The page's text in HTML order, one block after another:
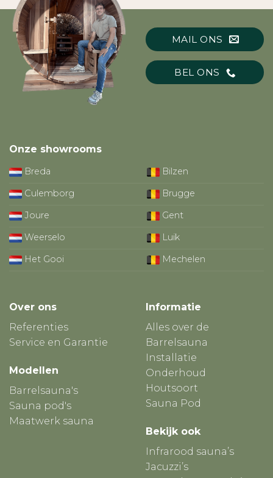
MAIL ONS
BEL ONS
Onze showrooms
Breda
Bilzen
Culemborg
Brugge
Joure
Gent
Weerselo
Luik
Het Gooi
Mechelen
Over ons
Referenties
Service en Garantie
Modellen
Barrelsauna's
Sauna pod's
Maatwerk sauna
Informatie
Alles over de
Barrelsauna
Installatie
Onderhoud
Houtsoort
Sauna Pod
Bekijk ook
Infrarood sauna’s
Jacuzzi’s